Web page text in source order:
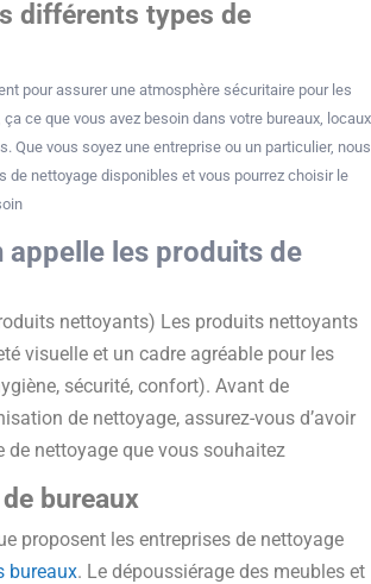
différents types de
pour assurer une atmosphère sécuritaire pour les
ce que vous avez besoin dans votre bureaux, locaux
Que vous soyez une entreprise ou un particulier, nous
de nettoyage disponibles et vous pourrez choisir le
appelle les produits de
nettoyants) Les produits nettoyants
visuelle et un cadre agréable pour les
sécurité, confort). Avant de
de nettoyage, assurez-vous d’avoir
de nettoyage que vous souhaitez.
bureaux
proposent les entreprises de nettoyage
bureaux. Le dépoussiérage des meubles et